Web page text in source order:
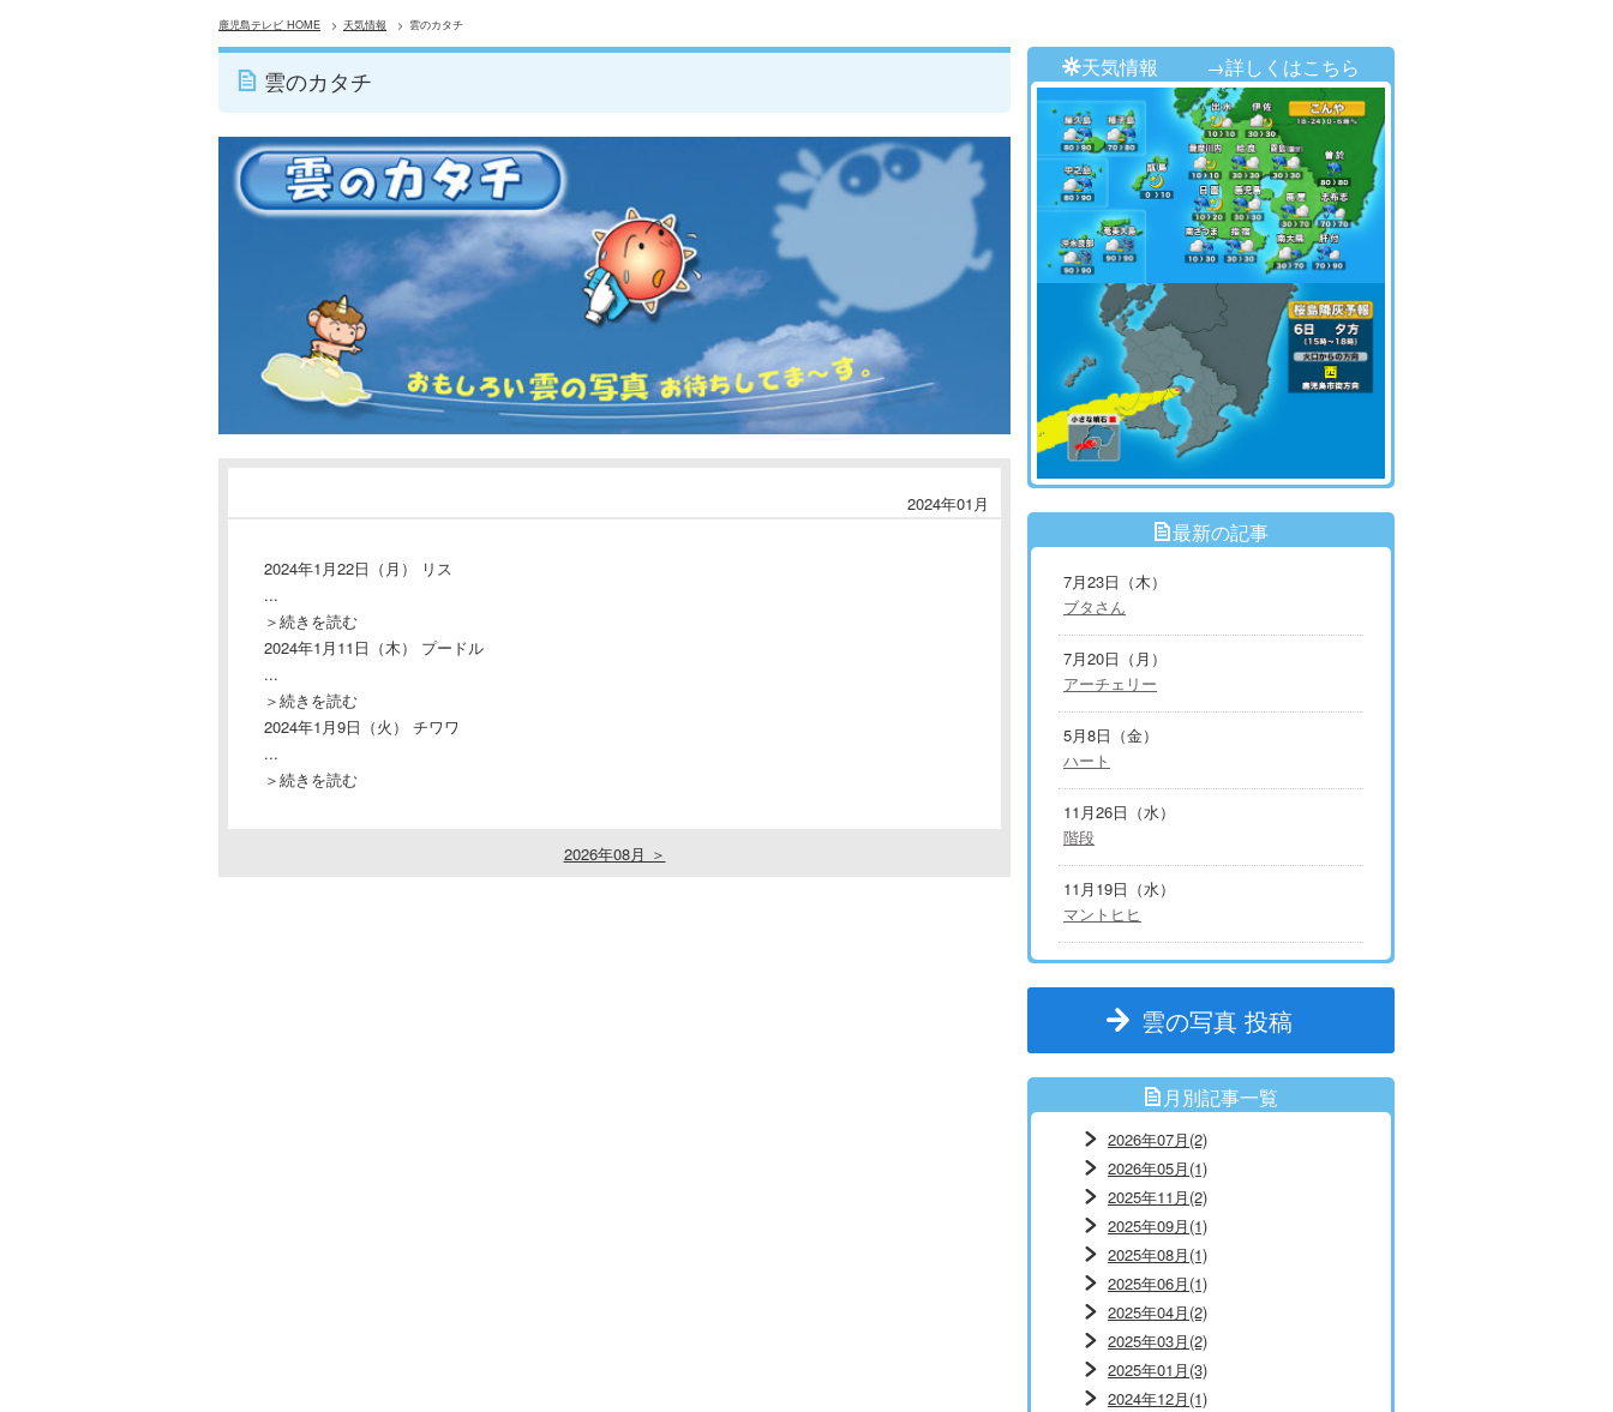
鹿児島テレビ HOME 天気情報 雲のカタチ
雲のカタチ
2024年01月
2024年1月22日（月）
リス
...
＞続きを読む
2024年1月11日（木）
プードル
...
＞続きを読む
2024年1月9日（火）
チワワ
...
＞続きを読む
2026年08月 ＞
天気情報 →詳しくはこちら
最新の記事
7月23日（木）
ブタさん
7月20日（月）
アーチェリー
5月8日（金）
ハート
11月26日（水）
階段
11月19日（水）
マントヒヒ
雲の写真 投稿
月別記事一覧
2026年07月(2)
2026年05月(1)
2025年11月(2)
2025年09月(1)
2025年08月(1)
2025年06月(1)
2025年04月(2)
2025年03月(2)
2025年01月(3)
2024年12月(1)